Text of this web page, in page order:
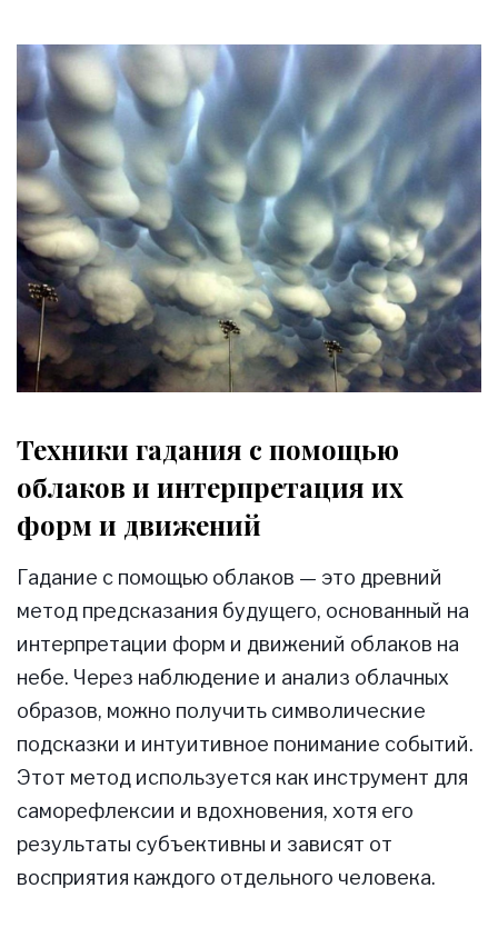
Техники гадания с помощью
облаков и интерпретация их
форм и движений
Гадание с помощью облаков — это древний
метод предсказания будущего, основанный на
интерпретации форм и движений облаков на
небе. Через наблюдение и анализ облачных
образов, можно получить символические
подсказки и интуитивное понимание событий.
Этот метод используется как инструмент для
саморефлексии и вдохновения, хотя его
результаты субъективны и зависят от
восприятия каждого отдельного человека.